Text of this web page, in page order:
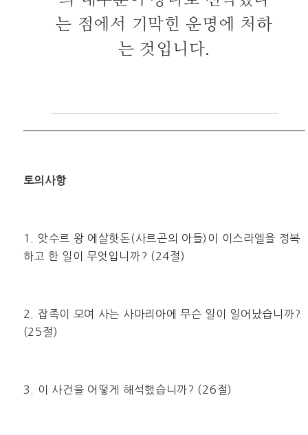
는 점에서 기막힌 운명에 처하
는 것입니다.
토의사항
1. 앗수르 왕 에살핫돈(사르곤의 아들)이 이스라엘을 정복
하고 한 일이 무엇입니까? (24절)
2. 잡족이 모여 사는 사마리아에 무슨 일이 일어났습니까?
(25절)
3. 이 사건을 어떻게 해석했습니까? (26절)